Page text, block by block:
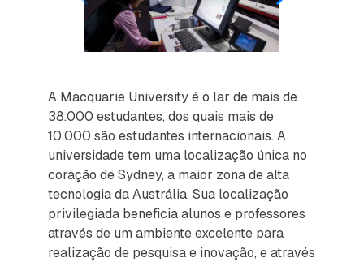
A Macquarie University é o lar de mais de
38.000 estudantes, dos quais mais de
10.000 são estudantes internacionais. A
universidade tem uma localização única no
coração de Sydney, a maior zona de alta
tecnologia da Austrália. Sua localização
privilegiada beneficia alunos e professores
através de um ambiente excelente para
realização de pesquisa e inovação, e através